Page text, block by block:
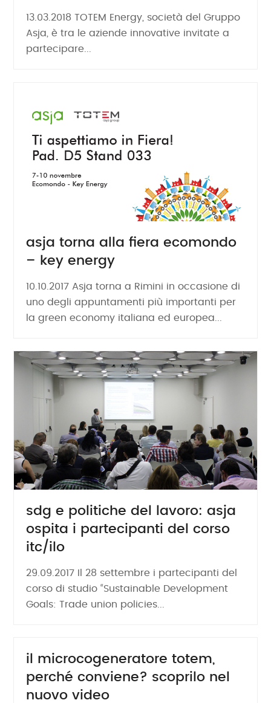
13.03.2018 TOTEM Energy, società del Gruppo
Asja, è tra le aziende innovative invitate a
partecipare...
asja torna alla fiera ecomondo
– key energy
10.10.2017 Asja torna a Rimini in occasione di
uno degli appuntamenti più importanti per
la green economy italiana ed europea...
sdg e politiche del lavoro: asja
ospita i partecipanti del corso
itc/ilo
29.09.2017 Il 28 settembre i partecipanti del
corso di studio “Sustainable Development
Goals: Trade union policies...
il microcogeneratore totem,
perché conviene? scoprilo nel
nuovo video